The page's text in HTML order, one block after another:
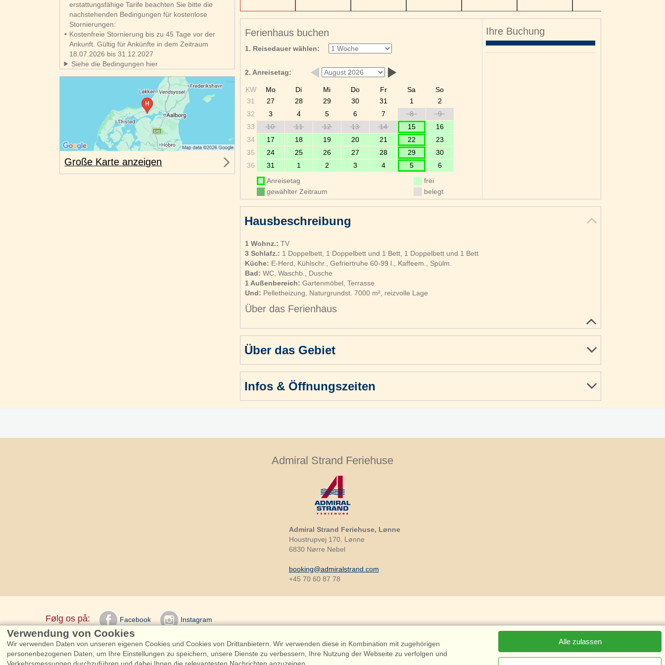
Ferienhaus buchen
1. Reisedauer wählen:
2. Anreisetag:
KW Mo Di Mi Do Fr Sa
So
31
27 28 29 30 31 1
2
32
3 4 5 6 7 8
9
33
10 11 12 13 14 15
16
34
17 18 19 20 21 22
23
35
24 25 26 27 28 29
30
36
31 1 2 3 4 5
6
Anreisetag
gewählter Zeitraum
frei
belegt
Ihre Buchung
Hausbeschreibung
1 Wohnz.: TV
3 Schlafz.: 1 Doppelbett, 1 Doppelbett und 1 Bett, 1 Doppelbett und 1 Bett
Küche: E-Herd, Kühlschr., Gefriertruhe 60-99 l., Kaffeem., Spülm.
Bad: WC, Waschb., Dusche
1 Außenbereich: Gartenmöbel, Terrasse
Und: Pelletheizung, Naturgrundst. 7000 m², reizvolle Lage
Über das Ferienhaus
Über das Gebiet
Infos & Öffnungszeiten
erstattungsfähige Tarife beachten Sie bitte die
nachstehenden Bedingungen für kostenlose
Stornierungen:
Kostenfreie Stornierung bis zu 45 Tage vor der
Ankunft. Gültig für Ankünfte in dem Zeitraum
18.07.2026 bis 31.12.2027
Siehe die Bedingungen hier
Große Karte anzeigen
Admiral Strand Feriehuse
Admiral Strand Feriehuse, Lønne
Houstrupvej 170, Lønne
6830 Nørre Nebel
booking@admiralstrand.com
+45 70 60 87 78
Følg os på: Facebook Instagram
Admiral Strand Feriehuse ApS | CVR 27 23 39 10 |
Verwendung von Cookies
Wir verwenden Daten von unseren eigenen Cookies und Cookies von Drittanbietern. Wir verwenden diese in Kombination mit zugehörigen
personenbezogenen Daten, um Ihre Einstellungen zu speichern, unsere Dienste zu verbessern, Ihre Nutzung der Webseite zu verfolgen und
Verkehrsmessungen durchzuführen und dabei Ihnen die relevantesten Nachrichten anzuzeigen.
Alle zulassen